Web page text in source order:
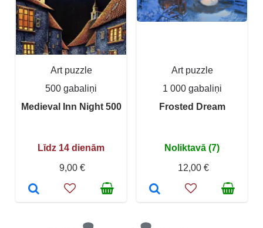
Art puzzle
500 gabaliņi
Medieval Inn Night 500
Līdz 14 dienām
9,00 €
Art puzzle
1 000 gabaliņi
Frosted Dream
Noliktavā (7)
12,00 €